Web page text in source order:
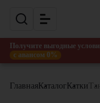
Получите выгодные
с авансом 0%
Главная Каталог Катки